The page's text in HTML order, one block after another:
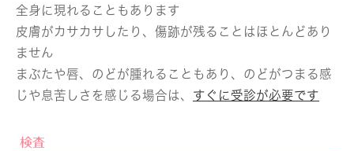
全身に現れることもあります
皮膚がカサカサしたり、傷跡が残ることはほとんどあり
ません
まぶたや唇、のどが腫れることもあり、のどがつまる感
じや息苦しさを感じる場合は、 すぐに受診が必要です
検査